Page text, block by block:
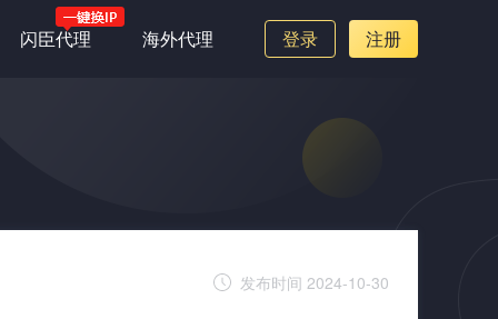
登录 注册
闪臣代理 海外代理
发布时间 2024-10-30